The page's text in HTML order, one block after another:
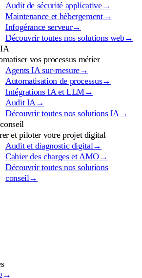
Audit de sécurité applicative→
Maintenance et hébergement→
Infogérance serveur→
Découvrir toutes nos solutions web→
vos processus métier
Agents IA sur-mesure→
Automatisation de processus→
Intégrations IA et LLM→
Audit IA→
Découvrir toutes nos solutions IA→
et piloter votre projet digital
Audit et diagnostic digital→
Cahier des charges et AMO→
Découvrir toutes nos solutions
conseil→
→